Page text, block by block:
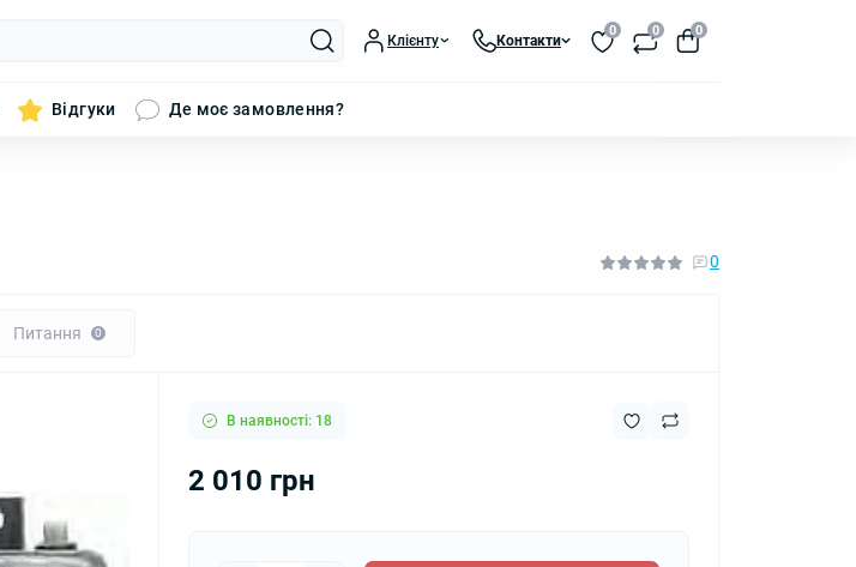
Клієнту Контакти
0 0 0
Відгуки Де моє замовлення?
0
Питання 0
В наявності: 18
2 010 грн